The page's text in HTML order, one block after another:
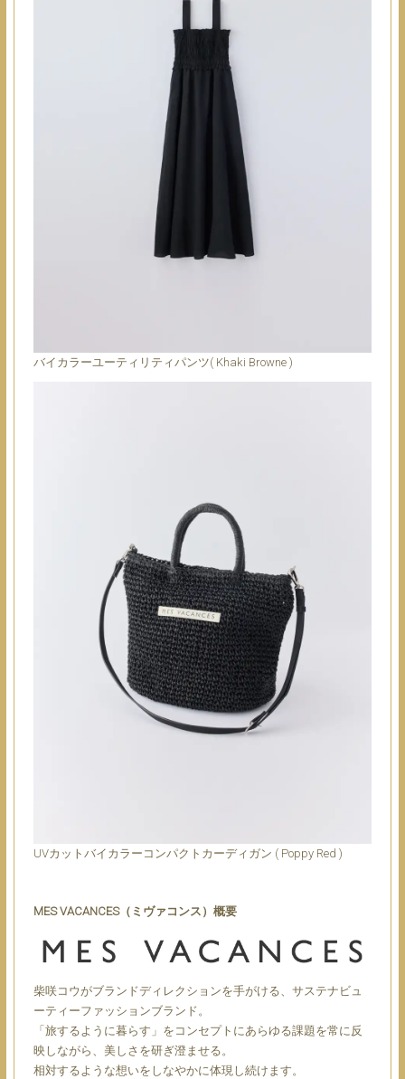
バイカラーユーティリティパンツ( Khaki Browne )
UVカットバイカラーコンパクトカーディガン ( Poppy Red )
MES VACANCES（ミヴァコンス）概要
柴咲コウがブランドディレクションを手がける、サステナビュ
ーティーファッションブランド。
「旅するように暮らす」をコンセプトにあらゆる課題を常に反
映しながら、美しさを研ぎ澄ませる。
相対するような想いをしなやかに体現し続けます。